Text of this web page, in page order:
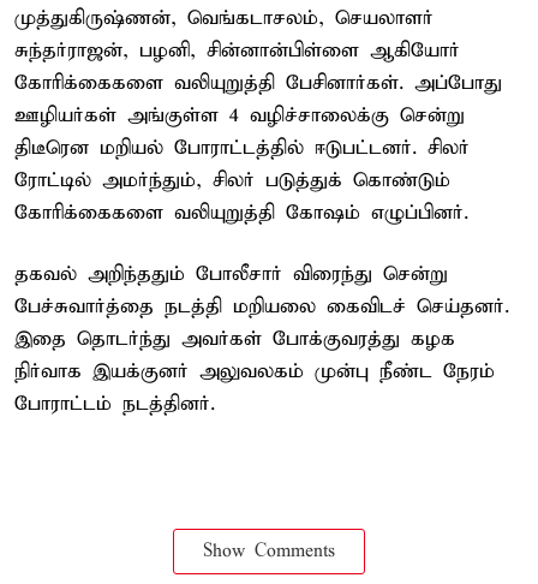
முத்துகிருஷ்ணன், வெங்கடாசலம், செயலாளர்
சுந்தர்ராஜன், பழனி, சின்னான்பிள்ளை ஆகியோர்
கோரிக்கைகளை வலியுறுத்தி பேசினார்கள். அப்போது
ஊழியர்கள் அங்குள்ள 4 வழிச்சாலைக்கு சென்று
திடீரென மறியல் போராட்டத்தில் ஈடுபட்டனர். சிலர்
ரோட்டில் அமர்ந்தும், சிலர் படுத்துக் கொண்டும்
கோரிக்கைகளை வலியுறுத்தி கோஷம் எழுப்பினர்.
தகவல் அறிந்ததும் போலீசார் விரைந்து சென்று
பேச்சுவார்த்தை நடத்தி மறியலை கைவிடச் செய்தனர்.
இதை தொடர்ந்து அவர்கள் போக்குவரத்து கழக
நிர்வாக இயக்குனர் அலுவலகம் முன்பு நீண்ட நேரம்
போராட்டம் நடத்தினர்.
Show Comments